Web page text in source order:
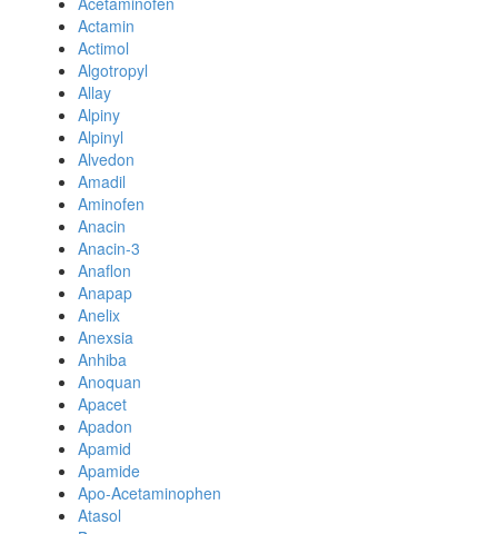
Actamin
Actimol
Algotropyl
Allay
Alpiny
Alpinyl
Alvedon
Amadil
Aminofen
Anacin
Anacin-3
Anaflon
Anapap
Anelix
Anexsia
Anhiba
Anoquan
Apacet
Apadon
Apamid
Apamide
Apo-Acetaminophen
Atasol